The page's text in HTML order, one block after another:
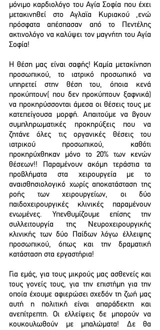
μόνιμο καρδιολόγο του Αγία Σοφία που έχει
μετακινηθεί στο Αγλαϊα Κυριακού ,ενώ
πρόσφατα απέσπασαν από το Πεντέλης
ακτινολόγο να καλύψει τον μαγνήτη του Αγία
Σοφία!
Η θέση μας είναι σαφής! Καμία μετακίνηση
προσωπικού, το ιατρικό προσωπικό να
υπηρετεί στην θέση του, όποια κενά
προκύπτουν( που δεν προκύπτουν ξαφνικά)
να προκηρύσσονται άμεσα οι θέσεις τους με
κατεπείγουσα μορφή. Απαιτούμε να βγουν
συμπληρωματικές προκηρύξεις που να
ζητάνε όλες τις οργανικές θέσεις του
ιατρικού προσωπικού, καθότι
προκηρύχθηκαν μόνο το 20% των κενών
θέσεων!! Παραμένουν ακόμη τεράστια τα
προβλήματα στα χειρουργεία με το
αναισθησιολογικό χωρίς αποκατάσταση της
ροής των χειρουργείων, οι δύο
παιδοχειρουργικές κλινικές παραμένουν
ενωμένες. Υπενθυμίζουμε επίσης την
συλλειτουργία της Νευροχειρουργικής
κλινικής των δύο Παίδων λόγω έλλειψης
προσωπικού, όπως και την δραματική
κατάσταση στα εργαστήρια!
Για εμάς, για τους μικρούς μας ασθενείς και
τους γονείς τους, για την επιστήμη για την
οποία έχουμε αφιερώσει σχεδόν τη ζωή μας
αυτή η πολιτική είναι απαράδεκτη και
ανεπίτρεπτη. Οι ελλείψεις δε μπορούν να
κουκουλωθούν με μπαλώματα! Δε θα